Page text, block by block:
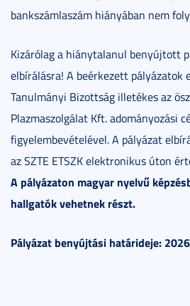
bankszámlaszám hiányában nem
Kizárólag a hiánytalanul benyújtott
elbírálásra! A beérkezett pályázatok
Tanulmányi Bizottság illetékes az
Plazmaszolgálat Kft. adományozási
figyelembevételével. A pályázat
az SZTE ETSZK elektronikus úton
A pályázaton magyar nyelvű
hallgatók vehetnek részt.
Pályázat benyújtási határideje: